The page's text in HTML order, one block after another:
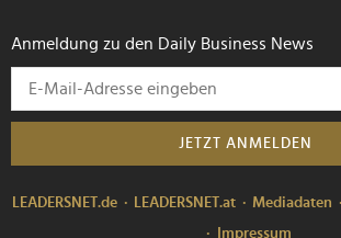
Anmeldung zu den Daily Business News
JETZT ANMELDEN
LEADERSNET.de LEADERSNET.at Mediadaten
Impressum